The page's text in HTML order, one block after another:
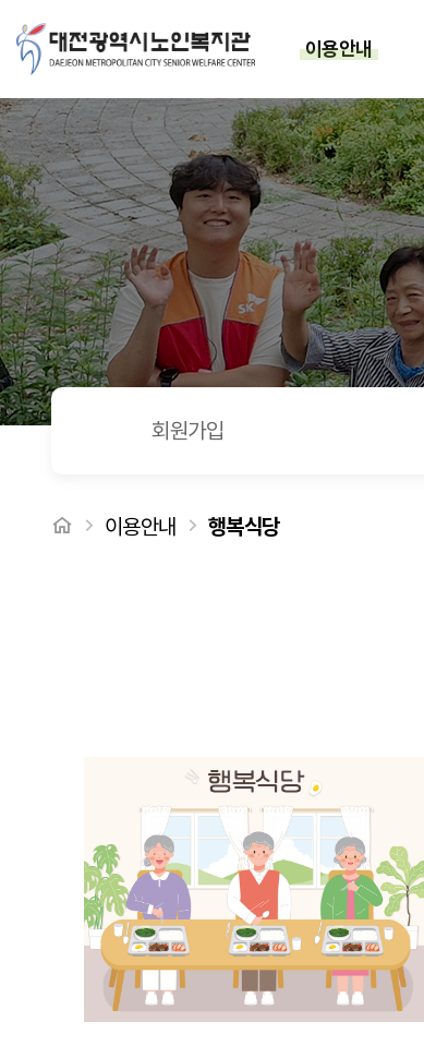
7/10 > 행복식당
이용안내
회원가입
처음으로
이용안내 행복식당